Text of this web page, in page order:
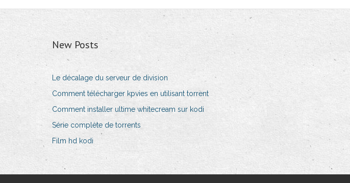
New Posts
Le décalage du serveur de division
Comment télécharger kpvies en utilisant torrent
Comment installer ultime whitecream sur kodi
Série complète de torrents
Film hd kodi